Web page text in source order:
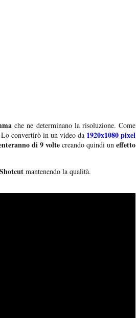
che ne determinano la risoluzione. Come
convertirò in un video da 1920x1080 pixel
di 9 voltecreando quindi uneffetto
Shotcut mantenendo la qualità.